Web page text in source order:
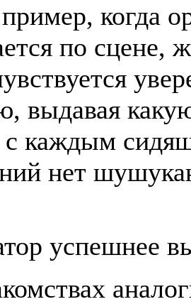
когда
по сцене,
выдавая
с каждым
нет
успешнее